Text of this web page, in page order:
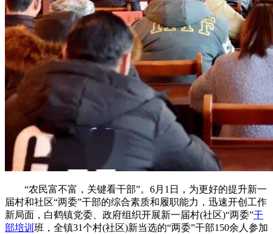
“农民富不富，关键看干部”。6月1日，为更好的提升新一
届村和社区“两委”干部的综合素质和履职能力，迅速开创工作
新局面，白鹤镇党委、政府组织开展新一届村(社区)“两委”干
部培训 班，全镇31个村(社区)新当选的“两委”干部150余人参加